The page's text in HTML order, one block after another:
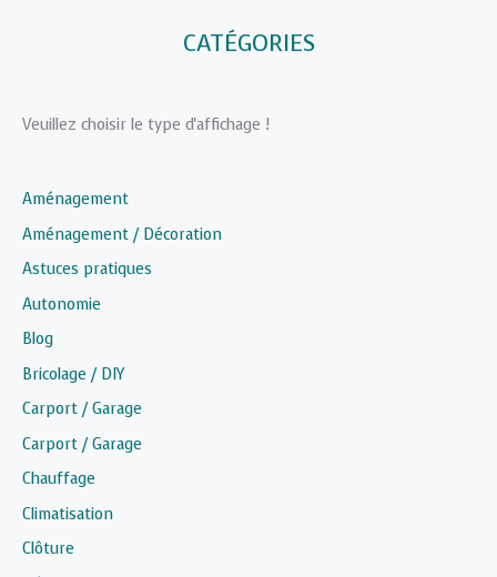
CATÉGORIES
Veuillez choisir le type d'affichage !
Aménagement
Aménagement / Décoration
Astuces pratiques
Autonomie
Blog
Bricolage / DIY
Carport / Garage
Carport / Garage
Chauffage
Climatisation
Clôture